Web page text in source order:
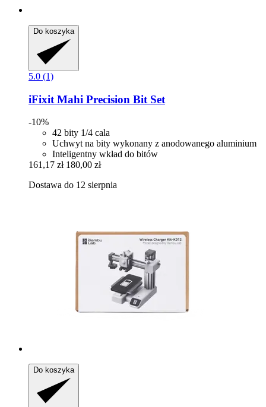
Do koszyka
5.0 (1)
iFixit Mahi Precision Bit Set
-10%
42 bity 1/4 cala
Uchwyt na bity wykonany z anodowanego aluminium
Inteligentny wkład do bitów
161,17 zł 180,00 zł
Dostawa do 12 sierpnia
Do koszyka